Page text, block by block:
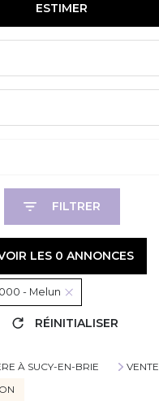
ESTIMER
FILTRER
LES 0 ANNONCES
- Melun
RÉINITIALISER
À SUCY-EN-BRIE
VENTE